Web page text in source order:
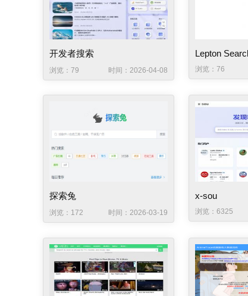
开发者搜索
浏览：79 时间：2026-04-08
Lepton
浏览：76
探索兔
浏览：172 时间：2026-03-19
x-sou
浏览：6325